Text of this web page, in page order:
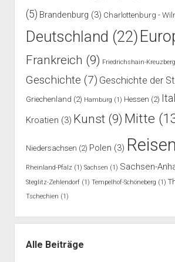
(5) Brandenburg (3) Charlottenburg -
Deutschland (22)
Frankreich (9) Friedrichshain-Kreuzberg
Geschichte (7) Geschichte der
Griechenland (2) Hamburg (1) Hessen (2)
Kroatien (3) Kunst(9) Mitte
Niedersachsen (2) Polen (3) Reisen
Rheinland-Pfalz(1) Sachsen (1) Sachsen-
Steglitz-Zehlendorf(1) Tempelhof-Schöneberg (1)
Tschechien (1)
Alle Beiträge